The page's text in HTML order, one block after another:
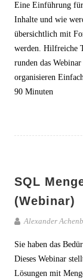
Eine Einführung
Inhalte und wie
übersichtlich mit
werden. Hilfreiche
runden das
organisieren
90 Minuten
SQL
(Webinar)
Alexander
Sie haben das
Dieses Webinar
Lösungen mit